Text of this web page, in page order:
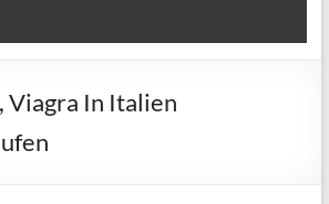
Viagra In Italien